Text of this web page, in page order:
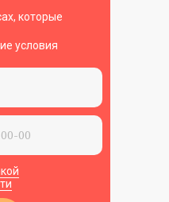
которые
условия
Юрьевна